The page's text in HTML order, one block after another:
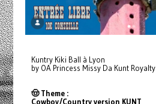
Kuntry Kiki Ball à Lyon
by OA Princess Missy Da Kunt Royalty
🤠 Theme :
Cowboy/Country version KUNT